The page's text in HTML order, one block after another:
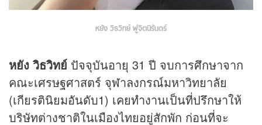
หยัง วิธวิทย์ ฟูจิตนิรันดร์
หยัง วิธวิทย์ ปัจจุบันอายุ 31 ปี จบการศึกษาจาก
คณะเศรษฐศาสตร์ จุฬาลงกรณ์มหาวิทยาลัย
(เกียรตินิยมอันดับ1) เคยทำงานเป็นที่ปรึกษาให้
บริษัทต่างชาติในเมืองไทยอยู่สักพัก ก่อนที่จะ